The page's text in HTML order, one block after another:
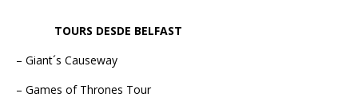
TOURS DESDE BELFAST
– Giant´s Causeway
– Games of Thrones Tour